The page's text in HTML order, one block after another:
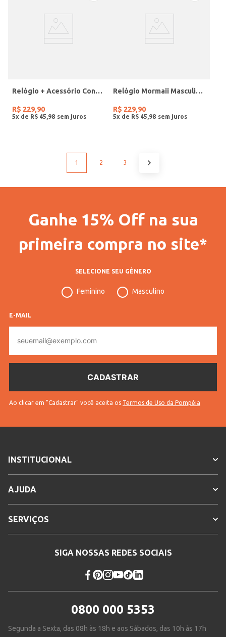
Relógio + Acessório Condor Feminino PRATA
R$ 229,90
5x de R$ 45 98
Relógio Mormaii Masculino PRETO
R$ 229,90
5x de R$ 45 98
1 2 3
Ganhe 15% Off na sua
primeira compra no site*
SELECIONE SEU GÊNERO
Feminino Masculino
E-MAIL
mail
Ao clicar em "Cadastrar" você aceita os Termos de Uso da Pompéia
INSTITUCIONAL
AJUDA
SERVIÇOS
SIGA NOSSAS REDES SOCIAIS
0800 000 5353
Segunda a Sexta, das 08h às 18h e aos Sábados, das 10h às 17h